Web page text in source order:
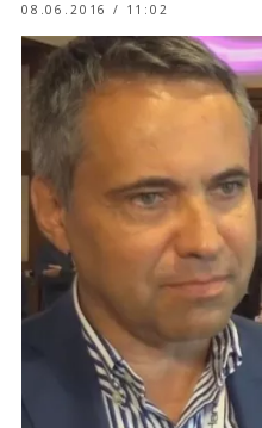
08.06.2016 / 11:02